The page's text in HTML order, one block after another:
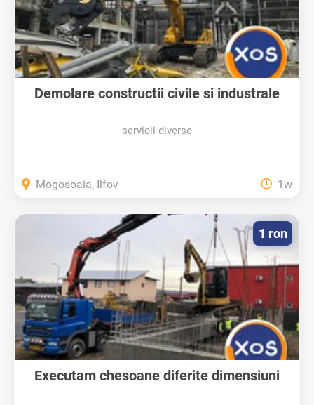
Demolare constructii civile si industrale
servicii diverse
Mogosoaia, Ilfov 1w
Executam chesoane diferite dimensiuni
1 ron